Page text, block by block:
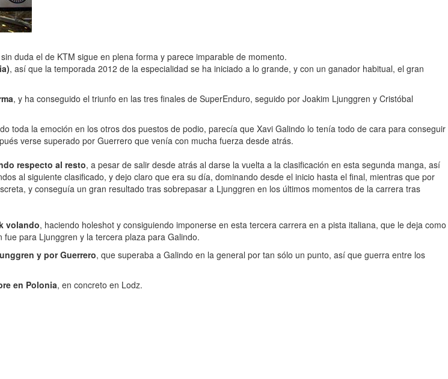
duda el de KTM sigue en plena forma y parece imparable de momento.
, así que la temporada 2012 de la especialidad se ha iniciado a lo grande, y con un ganador habitual, el gran
, y ha conseguido el triunfo en las tres finales de SuperEnduro, seguido por Joakim Ljunggren y Cristóbal
toda la emoción en los otros dos puestos de podio, parecía que Xavi Galindo lo tenía todo de cara para conseguir
verse superado por Guerrero que venía con mucha fuerza desde atrás.
respecto al resto, a pesar de salir desde atrás al darse la vuelta a la clasificación en esta segunda manga, así
al siguiente clasificado, y dejo claro que era su día, dominando desde el inicio hasta el final, mientras que por
y conseguía un gran resultado tras sobrepasar a Ljunggren en los últimos momentos de la carrera tras
volando, haciendo holeshot y consiguiendo imponerse en esta tercera carrera en a pista italiana, que le deja como
para Ljunggren y la tercera plaza para Galindo.
y por Guerrero, que superaba a Galindo en la general por tan sólo un punto, así que guerra entre los
en Polonia, en concreto en Lodz.